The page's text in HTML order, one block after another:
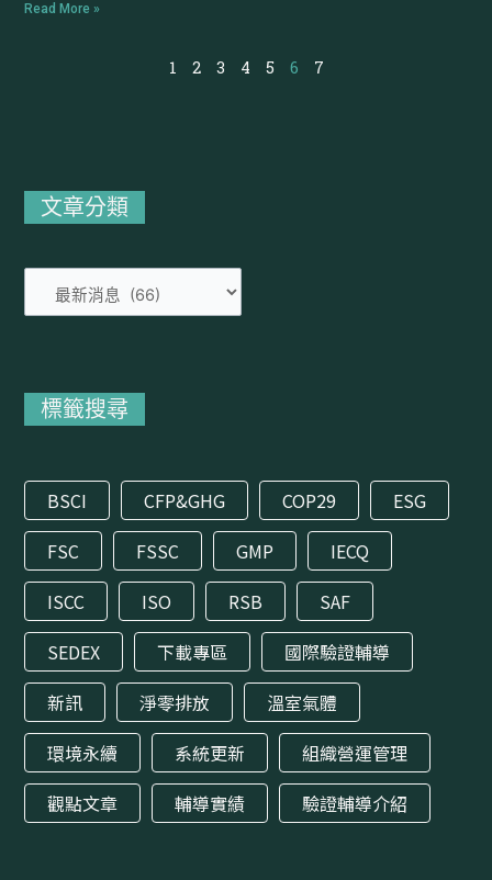
Read More »
1 2 3 4 5 6 7
文章分類
類
標籤搜尋
BSCI CFP&GHG COP29
ESG
FSC
FSSC GMP
IECQ
ISCC
ISO RSB
SAF
SEDEX
下載專區
國際驗證輔導
新訊
淨零排放
溫室氣體
環境永續
系統更新
組織營運管理
觀點文章
輔導實績 驗證輔導介紹